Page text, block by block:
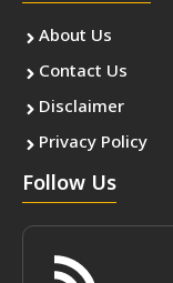
About Us
Contact Us
Disclaimer
Privacy Policy
Follow Us